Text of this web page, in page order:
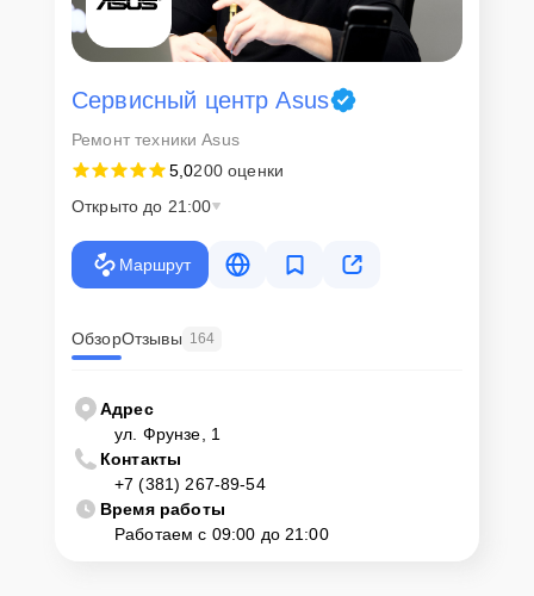
Сервисный центр Asus
Ремонт техники Asus
5,0200 оценки
Открыто до 21:00
Маршрут
ОбзорОтзывы 164
Адрес
ул. Фрунзе, 1
Контакты
+7 (381) 267-89-54
Время работы
Работаем с 09:00 до 21:00